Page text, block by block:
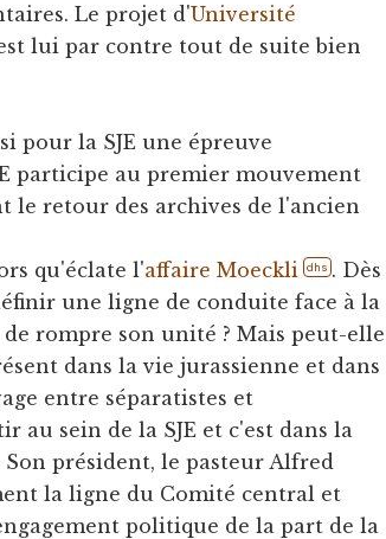
Le projet d'Université
lui par contre tout de suite bien
pour la SJE une épreuve
participe au premier mouvement
le retour des archives de l'ancien
qu'éclate l'affaire Moeckli dhs . Dès
une ligne de conduite face à la
rompre son unité ? Mais peut-elle
dans la vie jurassienne et dans
entre séparatistes et
au sein de la SJE et c'est dans la
président, le pasteur Alfred
la ligne du Comité central et
politique de la part de la